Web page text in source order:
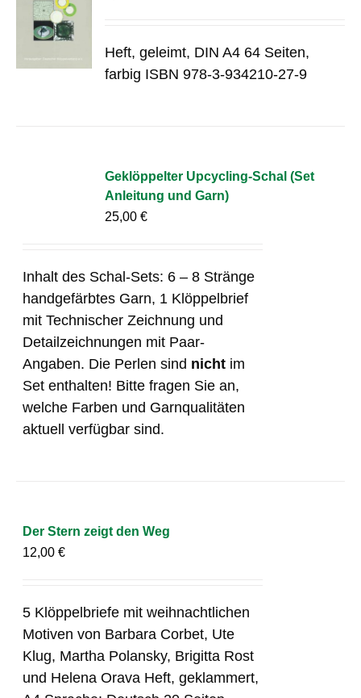
Heft, geleimt, DIN A4 64 Seiten,
farbig ISBN 978-3-934210-27-9
Geklöppelter Upcycling-Schal (Set
Anleitung und Garn)
25,00€
Inhalt des Schal-Sets: 6 – 8 Stränge
handgefärbtes Garn, 1 Klöppelbrief
mit Technischer Zeichnung und
Detailzeichnungen mit Paar-
Angaben. Die Perlen sind nicht im
Set enthalten! Bitte fragen Sie an,
welche Farben und Garnqualitäten
aktuell verfügbar sind.
Der Stern zeigt den Weg
12,00€
5 Klöppelbriefe mit weihnachtlichen
Motiven von Barbara Corbet, Ute
Klug, Martha Polansky, Brigitta Rost
und Helena Orava Heft, geklammert,